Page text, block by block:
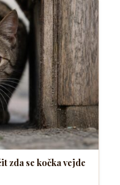
zda se kočka vejde